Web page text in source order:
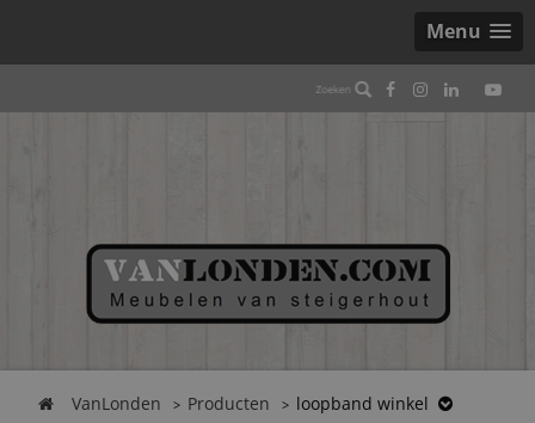
Menu
VanLonden Producten loopband winkel